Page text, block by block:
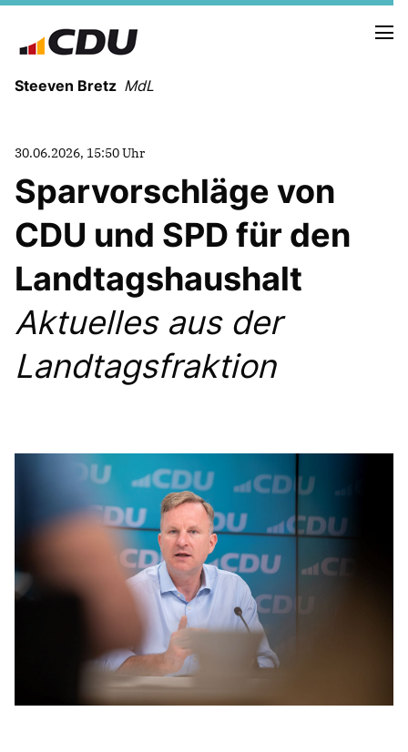
Steeven Bretz MdL
VITA
WAHLKREISBESUCHE
PRESSEFOTOS
MEIN BÜRGERBÜRO
MEIN WAHLKREIS
ZIELE
CDU Deutschland
CDU Fraktion im Brandenburger Landtag
CDU Brandenburg
CDU Potsdam
30.06.2026, 15:50 Uhr
Sparvorschläge von
CDU und SPD für den
Landtagshaushalt
Aktuelles aus der
Landtagsfraktion